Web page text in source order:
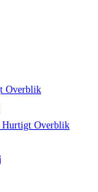
Overblik
Hurtigt Overblik